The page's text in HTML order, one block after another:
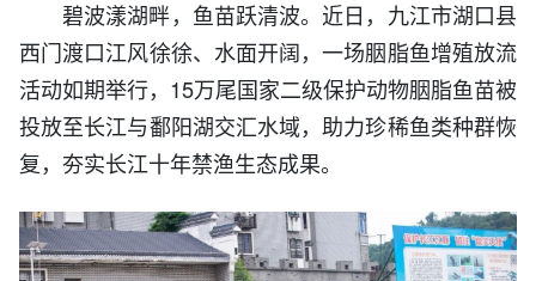
碧波漾湖畔，鱼苗跃清波。近日，九江市湖口县
西门渡口江风徐徐、水面开阔，一场胭脂鱼增殖放流
活动如期举行，15万尾国家二级保护动物胭脂鱼苗被
投放至长江与鄱阳湖交汇水域，助力珍稀鱼类种群恢
复，夯实长江十年禁渔生态成果。